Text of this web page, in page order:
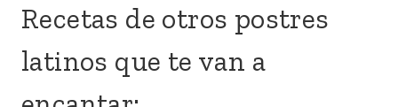
Recetas de otros postres
latinos que te van a